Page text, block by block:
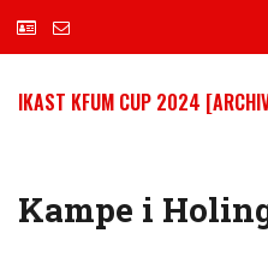
IKAST KFUM CUP 2024
Kampe i